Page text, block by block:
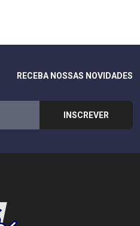
RECEBA NOSSAS NOVIDADES